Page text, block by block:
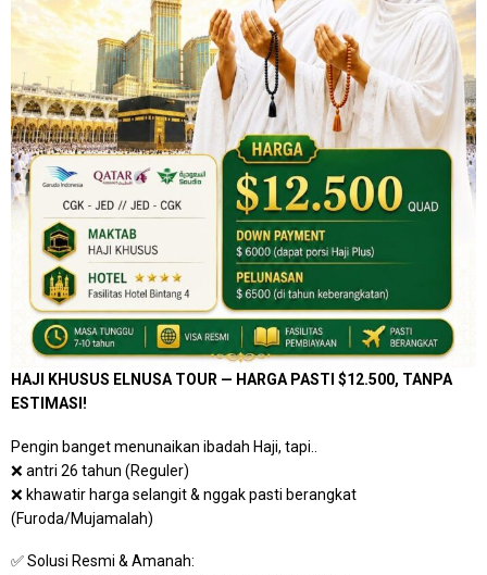
HAJI KHUSUS ELNUSA TOUR — HARGA PASTI $12.500, TANPA
ESTIMASI!
Pengin banget menunaikan ibadah Haji, tapi..
❌ antri 26 tahun (Reguler)
❌ khawatir harga selangit & nggak pasti berangkat
(Furoda/Mujamalah)
✅ Solusi Resmi & Amanah: